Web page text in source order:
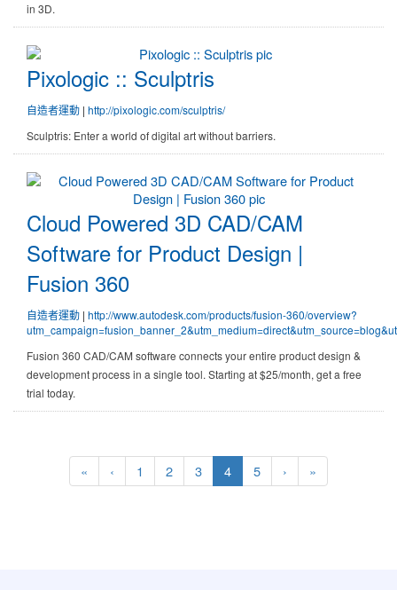
in 3D.
Pixologic :: Sculptris
Pixologic :: Sculptris
自造者運動 | http://pixologic.com/sculptris/
Sculptris: Enter a world of digital art without barriers.
Cloud Powered 3D CAD/CAM
Cloud Powered 3D CAD/CAM
Software for Product Design |
Fusion 360
自造者運動 | http://www.autodesk.com/products/fusion-360/overview?
Fusion 360 CAD/CAM software connects your entire product design &
development process in a single tool. Starting at $25/month, get a free
trial today.
« 第一頁
‹ 上一頁
1 2 3 4(目前頁次)
5 › 下一頁
»